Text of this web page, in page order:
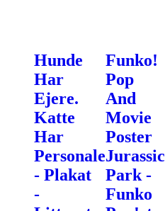
Hunde
Har
Ejere.
Katte
Har
Personale
- Plakat
-
Funko!
Pop
And
Movie
Poster
Jurassic
Park -
Funko